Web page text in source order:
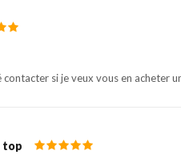
contacter si je veux vous en acheter
top